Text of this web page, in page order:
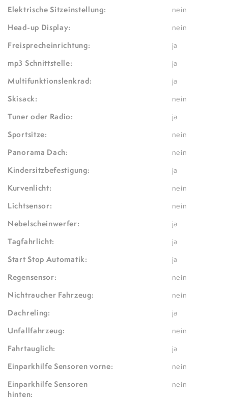
Elektrische Sitzeinstellung: nein
Head-up Display: nein
Freisprecheinrichtung: ja
mp3 Schnittstelle: ja
Multifunktionslenkrad: ja
Skisack: nein
Tuner oder Radio: ja
Sportsitze: nein
Panorama Dach: nein
Kindersitzbefestigung: ja
Kurvenlicht: nein
Lichtsensor: nein
Nebelscheinwerfer: ja
Tagfahrlicht: ja
Start Stop Automatik: ja
Regensensor: nein
Nichtraucher Fahrzeug: nein
Dachreling: ja
Unfallfahrzeug: nein
Fahrtauglich: ja
Einparkhilfe Sensoren vorne: nein
Einparkhilfe Sensoren
hinten:
nein